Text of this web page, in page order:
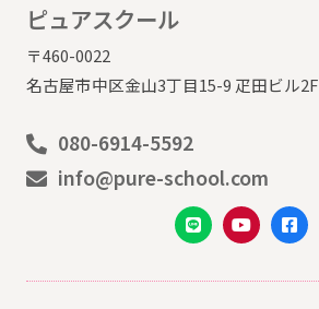
ピュアスクール
〒460-0022
名古屋市中区金山3丁目15-9 疋田ビル2F
080-6914-5592
info@pure-school.com